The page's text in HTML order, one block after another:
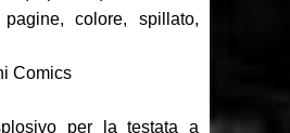
Children 1-2
colore, spillato,
Comics
per la testata a